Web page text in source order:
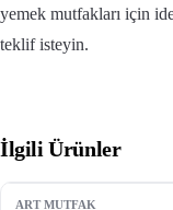
yemek mutfakları için
teklif isteyin.
İlgili Ürünler
ART MUTFAK